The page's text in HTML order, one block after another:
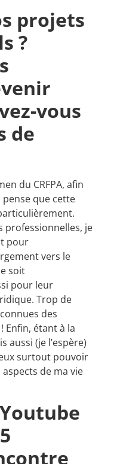
projets
?
vous
de
du CRFPA, afin
pense que cette
professionnelles, je
pour
vers le
soit
pour leur
Trop de
des
Enfin, étant à la
aussi (je l’espère)
surtout pouvoir
de ma vie